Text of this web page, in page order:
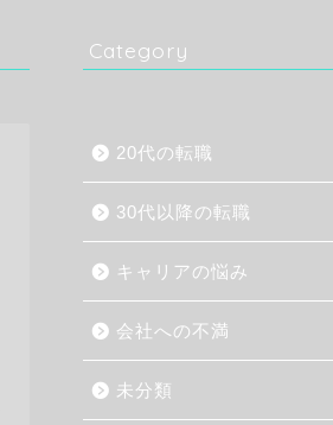
Category
20代の転職
30代以降の転職
キャリアの悩み
会社への不満
未分類